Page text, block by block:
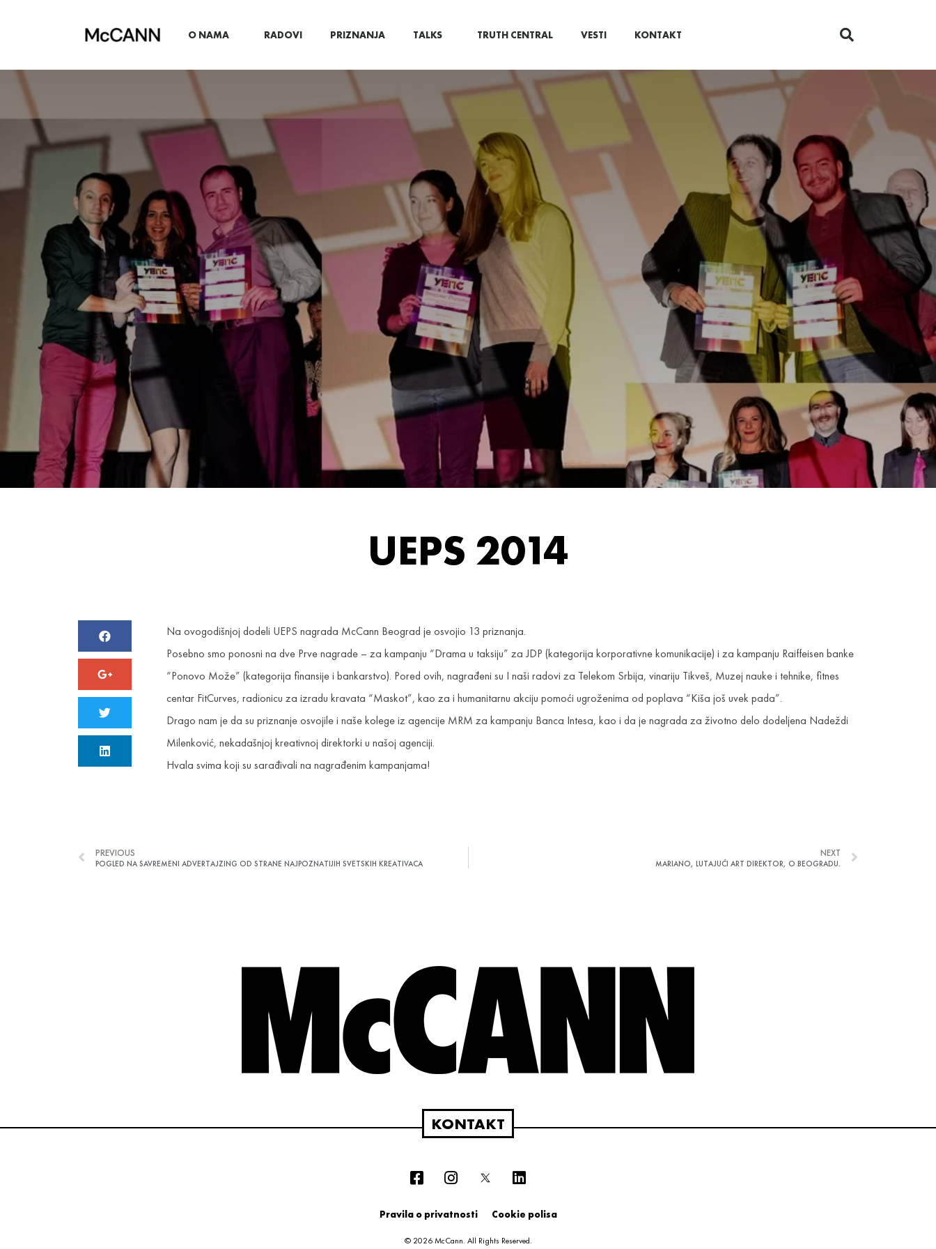
O NAMA RADOVI PRIZNANJA TALKS TRUTH CENTRAL VESTI KONTAKT
UEPS 2014
Na ovogodišnjoj dodeli UEPS nagrada McCann Beograd je osvojio 13 priznanja.
Posebno smo ponosni na dve Prve nagrade – za kampanju “Drama u taksiju” za JDP (kategorija korporativne komunikacije) i za kampanju Raiffeisen banke
“Ponovo Može” (kategorija finansije i bankarstvo). Pored ovih, nagrađeni su I naši radovi za Telekom Srbija, vinariju Tikveš, Muzej nauke i tehnike, fitnes
centar FitCurves, radionicu za izradu kravata “Maskot”, kao za i humanitarnu akciju pomoći ugroženima od poplava “Kiša još uvek pada”.
Drago nam je da su priznanje osvojile i naše kolege iz agencije MRM za kampanju Banca Intesa, kao i da je nagrada za životno delo dodeljena Nadeždi
Milenković, nekadašnjoj kreativnoj direktorki u našoj agenciji.
Hvala svima koji su sarađivali na nagrađenim kampanjama!
PREVIOUS
POGLED NA SAVREMENI ADVERTAJZING OD STRANE NAJPOZNATIJIH SVETSKIH KREATIVACA
NEXT
MARIANO, LUTAJUĆI ART DIREKTOR, O BEOGRADU.
KONTAKT
Pravila o privatnosti Cookie polisa
© 2026 McCann. All Rights Reserved.